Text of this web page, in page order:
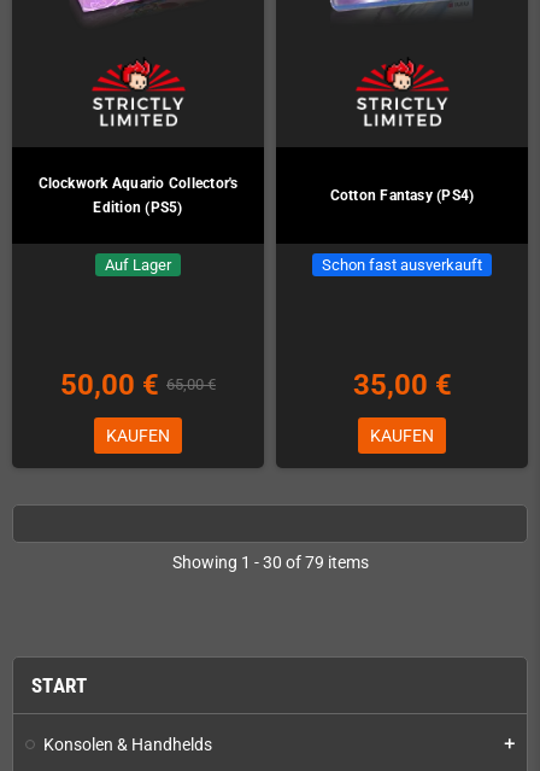
START
Konsolen & Handhelds add
Clockwork Aquario Collector's
Edition (PS5)
Auf Lager
50,00 € 65,00 €
KAUFEN
Cotton Fantasy (PS4)
Schon fast ausverkauft
35,00 €
KAUFEN
Showing 1 - 30 of 79 items